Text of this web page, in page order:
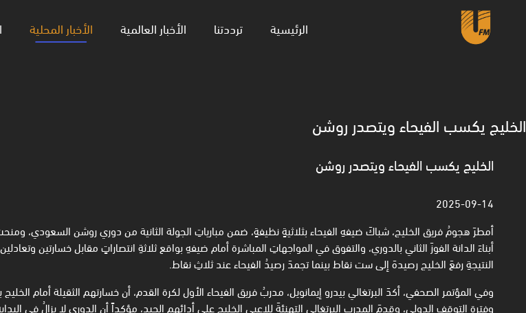
الرئيسية
(current) ترددتنا الأخبار العالمية الأخبار المحلية
الخليج يكسب الفيحاء ويتصدر روشن
الخليج يكسب الفيحاء ويتصدر روشن
2025-09-14
أمطرَ هجومُ فريق الخليج، شباكَ ضيفهِ الفيحاء بثلاثيةٍ نظيفةٍ، ضمن مبارياتِ الجولة الثانية من دوري روشن السعودي،
أبناءَ الدانة الفوزَ الثاني بالدوري، والتفوق في المواجهاتِ المباشرة أمام ضيفهِ بواقع ثلاثةِ انتصاراتٍ مقابل خسارتين
النتيجةِ رفعَ الخليج رصيدهَ إلى ست نقاط بينما تجمدَ رصيدُ الفيحاء عند ثلاثِ نقاط.
وفي المؤتمر الصحفي، أكدَ البرتغالي بيدرو إيمانويل، مدربُ فريق الفيحاء الأول لكرة القدم، أن خسارتهم الثقيلة أمام
وفترةِ التوقفِ الدولي، وقدمَ المدرب البرتغالي التهنئةَ للاعبي الخليج على أدائهم الجيد، مؤكداً أن الدوري لا يزالُ في